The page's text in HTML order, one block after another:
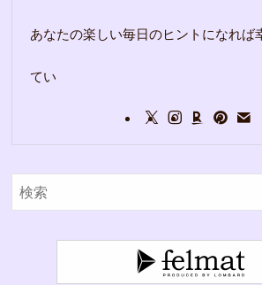
あなたの楽しい毎日のヒントになれば
てい